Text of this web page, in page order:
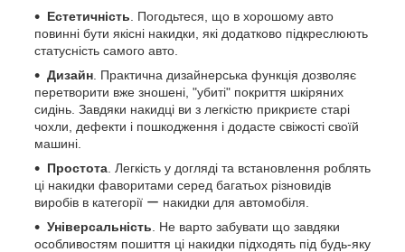
Естетичність . Погодьтеся, що в хорошому авто
повинні бути якісні накидки, які додатково підкреслюють
статусність самого авто.
Дизайн . Практична дизайнерська функція дозволяє
перетворити вже зношені, "убиті" покриття шкіряних
сидінь. Завдяки накидці ви з легкістю прикриєте старі
чохли, дефекти і пошкодження і додасте свіжості своїй
машині.
Простота . Легкість у догляді та встановлення роблять
ці накидки фаворитами серед багатьох різновидів
виробів в категорії ー накидки для автомобіля.
Універсальність . Не варто забувати що завдяки
особливостям пошиття ці накидки підходять під будь-яку